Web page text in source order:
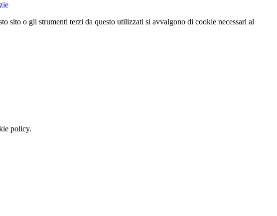
sito o gli strumenti terzi da questo utilizzati si avvalgono di cookie necessari al
policy.